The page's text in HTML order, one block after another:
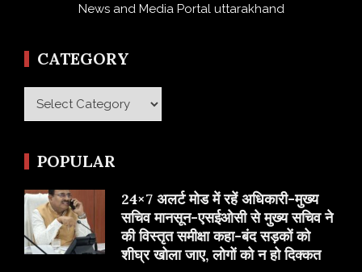
News and Media Portal uttarakhand
CATEGORY
Category
POPULAR
24×7 अलर्ट मोड में रहें अधिकारी-मुख्य
सचिव मानसून-एसईओसी से मुख्य सचिव ने
की विस्तृत समीक्षा कहा-बंद सड़कों को
शीघ्र खोला जाए, लोगों को न हो दिक्कत